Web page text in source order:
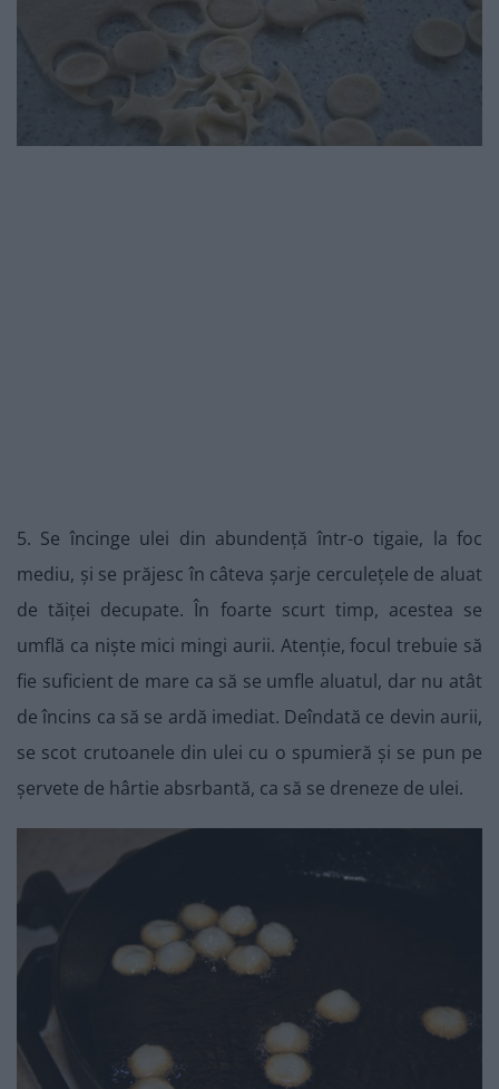
5. Se încinge ulei din abundență într-o tigaie, la foc
mediu, și se prăjesc în câteva șarje cerculețele de aluat
de tăiței decupate. În foarte scurt timp, acestea se
umflă ca niște mici mingi aurii. Atenție, focul trebuie să
fie suficient de mare ca să se umfle aluatul, dar nu atât
de încins ca să se ardă imediat. Deîndată ce devin aurii,
se scot crutoanele din ulei cu o spumieră și se pun pe
șervete de hârtie absrbantă, ca să se dreneze de ulei.